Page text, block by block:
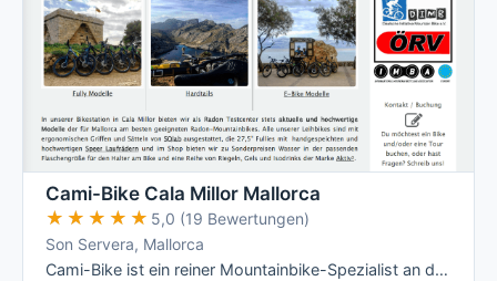
Cami-Bike Cala Millor Mallorca
★★★★★
★★★★★ 5,0 (19 Bewertungen)
Son Servera, Mallorca
Cami-Bike ist ein reiner Mountainbike-Spezialist an der Ostküste: Hardtail, Fully und die jeweiligen E-Varianten von Merida, dazu geführte …